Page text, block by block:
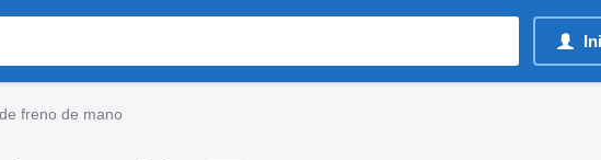
freno de mano